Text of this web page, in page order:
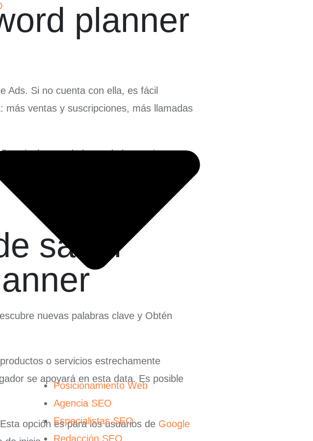
Posicionamiento Web
Agencia SEO
Especialistas SEO
Redacción SEO
planner
Ads. Si no cuenta con ella, es fácil
más ventas y suscripciones, más llamadas
inglesa en la barra de herramientas
saber
nuevas palabras clave y Obtén
o servicios estrechamente
se apoyará en esta data. Es posible
opción es para los usuarios de Google